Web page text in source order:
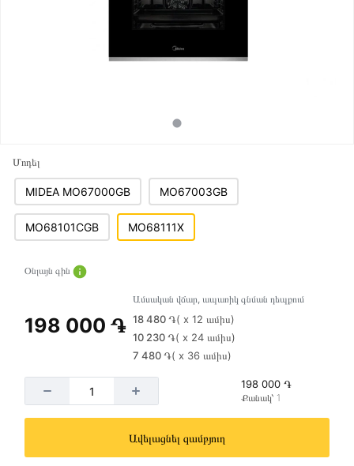
Մոդել
MIDEA MO67000GB MO67003GB
MO68101CGB MO68111X
Օնլայն գին
198 000 ֏
Ամսական վճար, ապառիկ գնման դեպքում
18 480 ֏( x 12 ամիս)
10 230 ֏( x 24 ամիս)
7 480 ֏( x 36 ամիս)
198 000 ֏
Քանակ՝ 1
Ավելացնել զամբյուղ